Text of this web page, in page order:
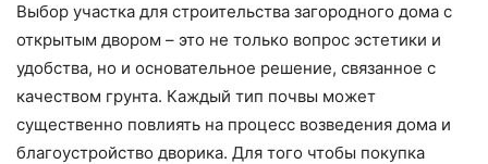
Выбор участка для строительства загородного дома с
открытым двором – это не только вопрос эстетики и
удобства, но и основательное решение, связанное с
качеством грунта. Каждый тип почвы может
существенно повлиять на процесс возведения дома и
благоустройство дворика. Для того чтобы покупка